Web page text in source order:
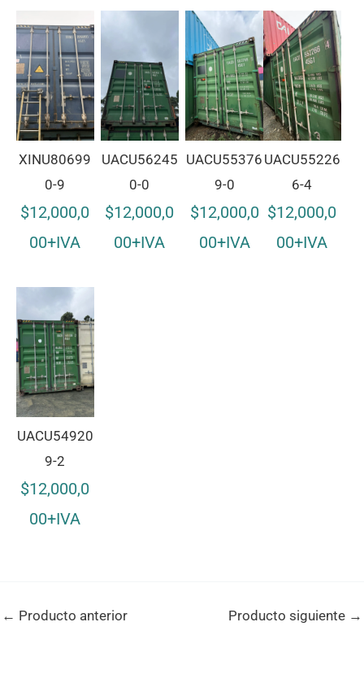
XINU80699
0-9
$12,000,0
00+IVA
UACU56245
0-0
$12,000,0
00+IVA
UACU55376
9-0
$12,000,0
00+IVA
UACU55226
6-4
$12,000,0
00+IVA
UACU54920
9-2
$12,000,0
00+IVA
← Producto anterior Producto siguiente →